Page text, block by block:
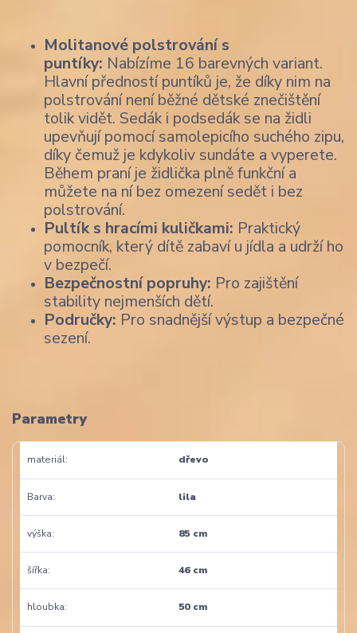
Molitanové polstrování s
puntíky: Nabízíme 16 barevných variant.
Hlavní předností puntíků je, že díky nim na
polstrování není běžné dětské znečištění
tolik vidět. Sedák i podsedák se na židli
upevňují pomocí samolepicího suchého zipu,
díky čemuž je kdykoliv sundáte a vyperete.
Během praní je židlička plně funkční a
můžete na ní bez omezení sedět i bez
polstrování.
Pultík s hracími kuličkami: Praktický
pomocník, který dítě zabaví u jídla a udrží ho
v bezpečí.
Bezpečnostní popruhy: Pro zajištění
stability nejmenších dětí.
Područky: Pro snadnější výstup a bezpečné
sezení.
Parametry
materiál dřevo
Barva lila
výška 85 cm
šířka 46 cm
hloubka 50 cm